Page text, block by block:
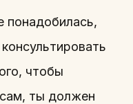
понадобилась,
чтобы
ты должен